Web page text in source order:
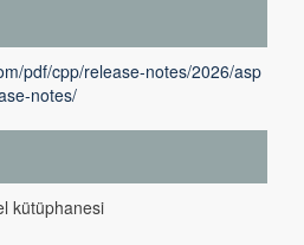
pdf/cpp/release-notes/2026/asp
notes/
kütüphanesi